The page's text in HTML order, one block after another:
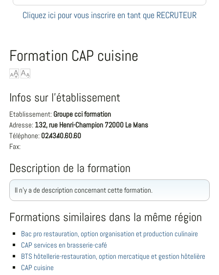
Cliquez ici pour vous inscrire en tant que RECRUTEUR
Formation CAP cuisine
Infos sur l'établissement
Etablissement: Groupe cci formation
Adresse: 132, rue Henri-Champion 72000 Le Mans
Téléphone: 02.43.40.60.60
Fax:
Description de la formation
Il n'y a de description concernant cette formation.
Formations similaires dans la même région
Bac pro restauration, option organisation et production culinaire
CAP services en brasserie-café
BTS hôtellerie-restauration, option mercatique et gestion hôtelière
CAP cuisine